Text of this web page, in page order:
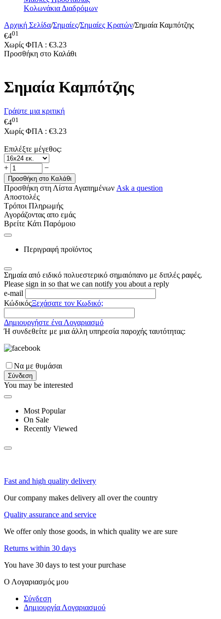
Κολωνάκια Διαδρόμων
Αρχική Σελίδα/Σημαίες/Σημαίες Κρατών/Σημαία Καμπότζης
€401
Χωρίς ΦΠΑ : €3.23
Προσθήκη στο Καλάθι
Σημαία Καμπότζης
Γράψτε μια κριτική
€401
Χωρίς ΦΠΑ : €3.23
Επιλέξτε μέγεθος:
+ −
Προσθήκη στο Καλάθι
Προσθήκη στη Λίστα Αγαπημένων Ask a question
Αποστολές
Τρόποι Πληρωμής
Αγοράζοντας απο εμάς
Βρείτε Κάτι Παρόμοιο
Περιγραφή προϊόντος
Σημαία από ειδικό πολυεστερικό σημαιόπανο με διπλές ραφές.
Please sign in so that we can notify you about a reply
e-mail
ΚώδικόςΞεχάσατε τον Κωδικό;
Δημιουργήστε ένα Λογαριασμό
Ή συνδεθείτε με μια άλλη υπηρεσία παροχής ταυτότητας:
Να με θυμάσαι
Σύνδεση
You may be interested
Most Popular
On Sale
Recently Viewed
Fast and high quality delivery
Our company makes delivery all over the country
Quality assurance and service
We offer only those goods, in which quality we are sure
Returns within 30 days
You have 30 days to test your purchase
Ο Λογαριασμός μου
Σύνδεση
Δημιουργία Λογαριασμού